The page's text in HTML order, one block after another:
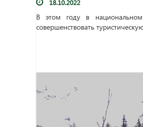
18.10.2022
В этом году в
совершенствовать